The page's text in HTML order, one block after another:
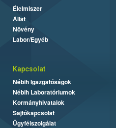
Élelmiszer
Állat
Növény
Labor/Egyéb
Kapcsolat
Nébih Igazgatóságok
Nébih Laboratóriumok
Kormányhivatalok
Sajtókapcsolat
Ügyfélszolgálat